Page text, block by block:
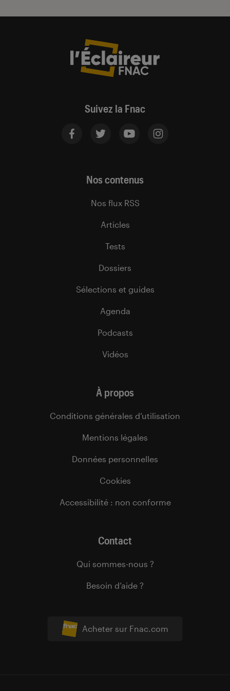
Suivez la Fnac
Acheter sur Fnac.com
Nos contenus
Nos flux RSS
Articles
Tests
Dossiers
Sélections et guides
Agenda
Podcasts
Vidéos
À propos
Conditions générales d’utilisation
Mentions légales
Données personnelles
Cookies
Accessibilité : non conforme
Contact
Qui sommes-nous ?
Besoin d’aide ?